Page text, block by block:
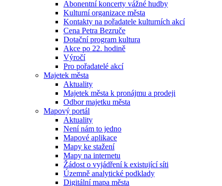
Abonentní koncerty vážné hudby
Kulturní organizace města
Kontakty na pořadatele kulturních akcí
Cena Petra Bezruče
Dotační program kultura
Akce po 22. hodině
Výročí
Pro pořadatelé akcí
Majetek města
Aktuality
Majetek města k pronájmu a prodeji
Odbor majetku města
Mapový portál
Aktuality
Není nám to jedno
Mapové aplikace
Mapy ke stažení
Mapy na internetu
Žádost o vyjádření k existující síti
Územně analytické podklady
Digitální mapa města